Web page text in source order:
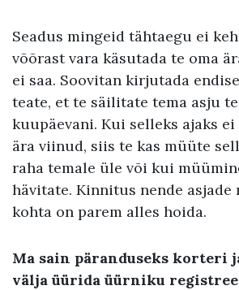
Seadus mingeid tähtaegu ei
võõrast vara käsutada te oma
ei saa. Soovitan kirjutada
teate, et te säilitate tema asju
kuupäevani. Kui selleks ajaks
ära viinud, siis te kas müüte
raha temale üle või kui
hävitate. Kinnitus nende asjade
kohta on parem alles hoida.
Ma sain päranduseks korteri
välja üürida üürniku